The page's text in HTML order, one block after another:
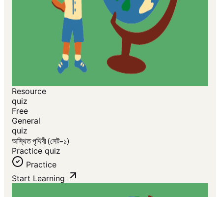
Resource
quiz
Free
General
quiz
অস্থিত পৃথিবী (সেট-১)
Practice quiz
Practice
Start Learning